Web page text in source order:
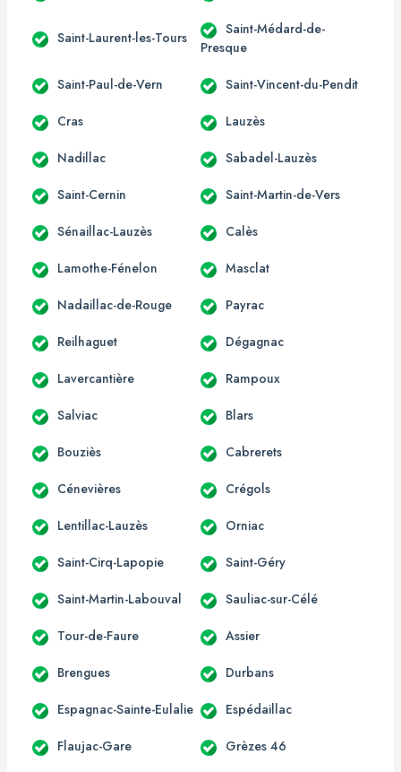
Saint-Laurent-les-Tours
Saint-Médard-de-
Presque
Saint-Paul-de-Vern Saint-Vincent-du-Pendit
Cras Lauzès
Nadillac Sabadel-Lauzès
Saint-Cernin Saint-Martin-de-Vers
Sénaillac-Lauzès Calès
Lamothe-Fénelon Masclat
Nadaillac-de-Rouge Payrac
Reilhaguet Dégagnac
Lavercantière Rampoux
Salviac Blars
Bouziès Cabrerets
Cénevières Crégols
Lentillac-Lauzès Orniac
Saint-Cirq-Lapopie Saint-Géry
Saint-Martin-Labouval Sauliac-sur-Célé
Tour-de-Faure Assier
Brengues Durbans
Espagnac-Sainte-Eulalie Espédaillac
Flaujac-Gare Grèzes 46